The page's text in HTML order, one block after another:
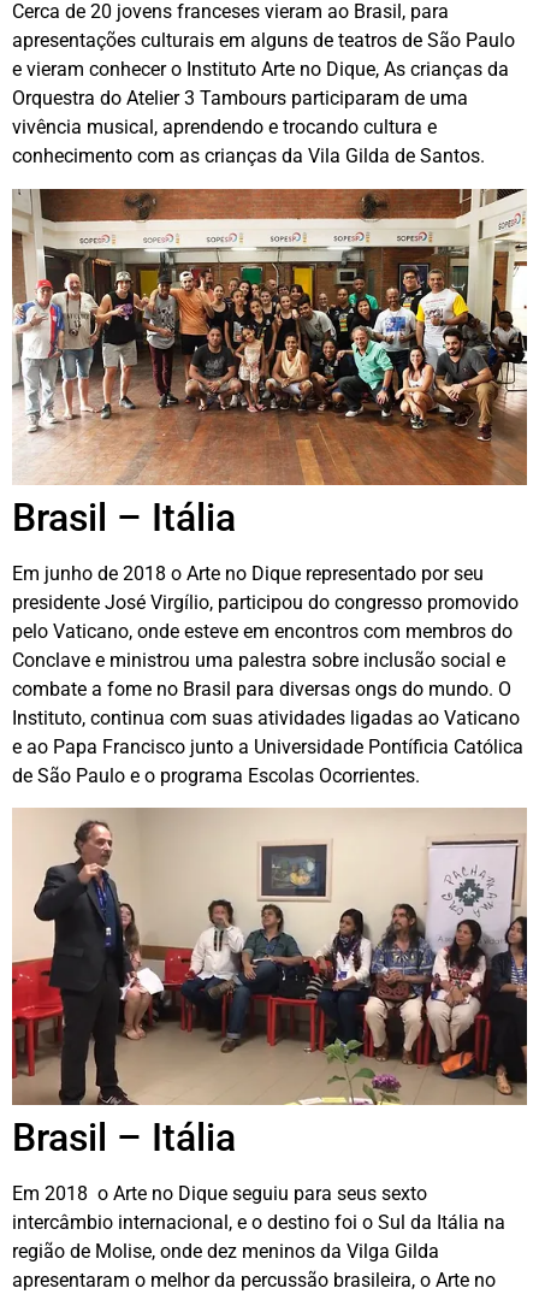
Cerca de 20 jovens franceses vieram ao Brasil, para
apresentações culturais em alguns de teatros de São Paulo
e vieram conhecer o Instituto Arte no Dique, As crianças da
Orquestra do Atelier 3 Tambours participaram de uma
vivência musical, aprendendo e trocando cultura e
conhecimento com as crianças da Vila Gilda de Santos.
Brasil – Itália
Em junho de 2018 o Arte no Dique representado por seu
presidente José Virgílio, participou do congresso promovido
pelo Vaticano, onde esteve em encontros com membros do
Conclave e ministrou uma palestra sobre inclusão social e
combate a fome no Brasil para diversas ongs do mundo. O
Instituto, continua com suas atividades ligadas ao Vaticano
e ao Papa Francisco junto a Universidade Pontíficia Católica
de São Paulo e o programa Escolas Ocorrientes.
Brasil – Itália
Em 2018 o Arte no Dique seguiu para seus sexto
intercâmbio internacional, e o destino foi o Sul da Itália na
região de Molise, onde dez meninos da Vilga Gilda
apresentaram o melhor da percussão brasileira, o Arte no